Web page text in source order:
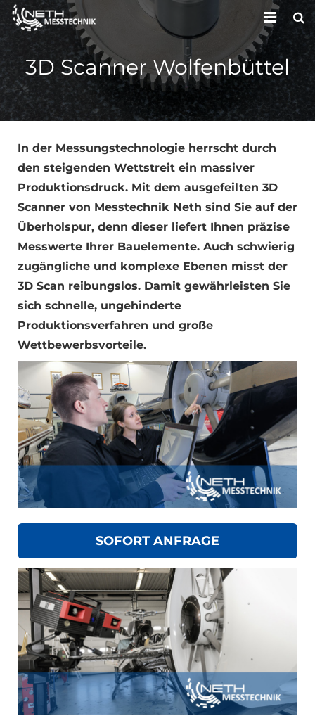
HOME
UNTERNEHMEN
LEISTUNGEN
KONTAKT
3D Scanner Wolfenbüttel
In der Messungstechnologie herrscht durch
den steigenden Wettstreit ein massiver
Produktionsdruck. Mit dem ausgefeilten 3D
Scanner von Messtechnik Neth sind Sie auf der
Überholspur, denn dieser liefert Ihnen präzise
Messwerte Ihrer Bauelemente. Auch schwierig
zugängliche und komplexe Ebenen misst der
3D Scan reibungslos. Damit gewährleisten Sie
sich schnelle, ungehinderte
Produktionsverfahren und große
Wettbewerbsvorteile.
SOFORT ANFRAGE